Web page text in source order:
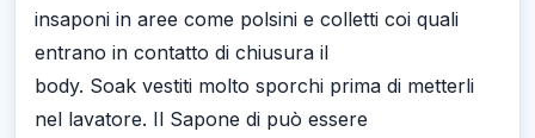
insaponi in aree come polsini e colletti coi quali
entrano in contatto di chiusura il
body. Soak vestiti molto sporchi prima di metterli
nel lavatore. Il Sapone di può essere